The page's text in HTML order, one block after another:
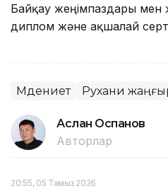
Байқау жеңімпаздары мен
диплом және ақшалай
Мәдениет Рухани
Аслан Оспанов
Авторлар
20:55, 05 Тамыз 2026